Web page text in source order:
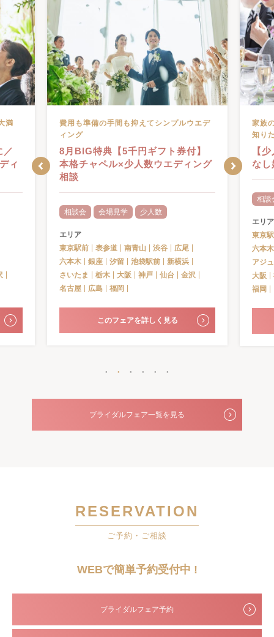
デ
】
グ
家族のみ、少人数の結婚式について詳しく
知りたい方におすすめ
【少人数で祝いたい♪】会食おもて
なし婚まるわかりフェア
エリア
東京駅前
六本木
銀座 汐留
池袋駅前
アジュール竹芝
新横浜 さいたま
栃木
大阪
神戸 仙台 金沢 名古屋
広島
福岡
このフェアを詳しく見る
費用
ご予
お
東京
六本木
アジ
大阪
福岡
ブライダルフェア一覧を見る
RESERVATION
ご予約・ご相談
WEBで簡単予約受付中 !
ブライダルフェア予約